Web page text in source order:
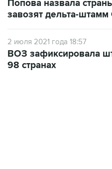
Попова назвала
завозят дельта-штамм
2 июля 2021 года 18:57
ВОЗ зафиксировала
98 странах